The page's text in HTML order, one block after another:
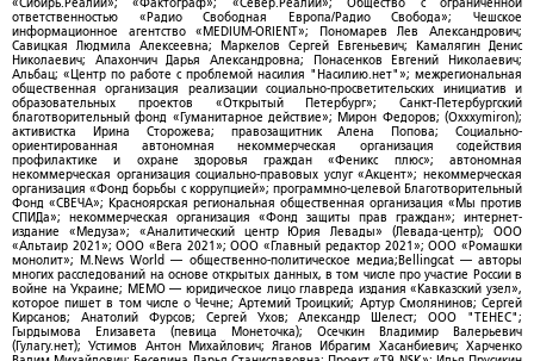
«Сибирь.Реалии»; «Фактограф»; «Север.Реалии»; Общество с ограниченной
ответственностью «Радио Свободная Европа/Радио Свобода»; Чешское
информационное агентство «MEDIUM-ORIENT»; Пономарев Лев Александрович;
Савицкая Людмила Алексеевна; Маркелов Сергей Евгеньевич; Камалягин Денис
Николаевич; Апахончич Дарья Александровна; Понасенков Евгений Николаевич;
Альбац; «Центр по работе с проблемой насилия "Насилию.нет"»; межрегиональная
общественная организация реализации социально-просветительских инициатив и
образовательных проектов «Открытый Петербург»; Санкт-Петербургский
благотворительный фонд «Гуманитарное действие»; Мирон Федоров; (Oxxxymiron);
активистка Ирина Сторожева; правозащитник Алена Попова; Социально-
ориентированная автономная некоммерческая организация содействия
профилактике и охране здоровья граждан «Феникс плюс»; автономная
некоммерческая организация социально-правовых услуг «Акцент»; некоммерческая
организация «Фонд борьбы с коррупцией»; программно-целевой Благотворительный
Фонд «СВЕЧА»; Красноярская региональная общественная организация «Мы против
СПИДа»; некоммерческая организация «Фонд защиты прав граждан»; интернет-
издание «Медуза»; «Аналитический центр Юрия Левады» (Левада-центр); ООО
«Альтаир 2021»; ООО «Вега 2021»; ООО «Главный редактор 2021»; ООО «Ромашки
монолит»; M.News World — общественно-политическое медиа;Bellingcat — авторы
многих расследований на основе открытых данных, в том числе про участие России в
войне на Украине; МЕМО — юридическое лицо главреда издания «Кавказский узел»,
которое пишет в том числе о Чечне; Артемий Троицкий; Артур Смолянинов; Сергей
Кирсанов; Анатолий Фурсов; Сергей Ухов; Александр Шелест; ООО "ТЕНЕС";
Гырдымова Елизавета (певица Монеточка); Осечкин Владимир Валерьевич
(Гулагу.нет); Устимов Антон Михайлович; Яганов Ибрагим Хасанбиевич; Харченко